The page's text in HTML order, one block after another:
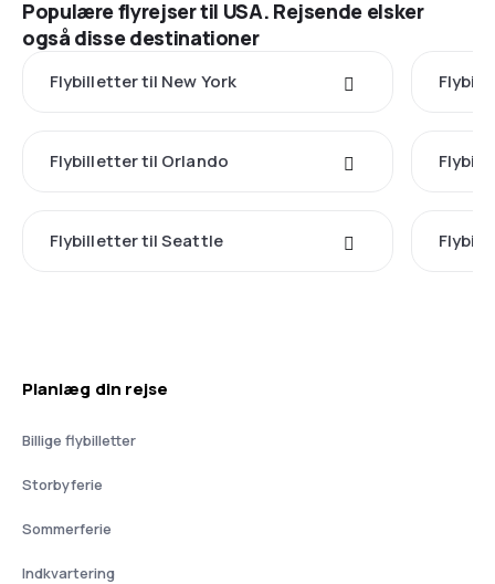
Populære flyrejser til USA. Rejsende elsker
også disse destinationer
Flybilletter til New York
Flybilletter til Orlando
Flybilletter til Seattle
Planlæg din rejse
Billige flybilletter
Storbyferie
Sommerferie
Indkvartering